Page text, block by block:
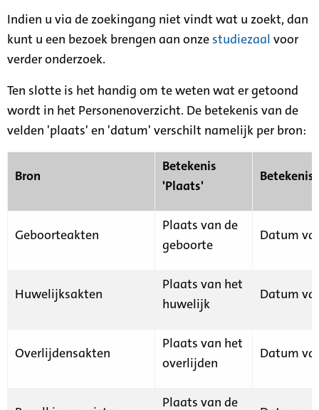
Indien u via de zoekingang niet vindt wat u zoekt, dan
kunt u een bezoek brengen aan onze studiezaal voor
verder onderzoek.
Ten slotte is het handig om te weten wat er getoond
wordt in het Personenoverzicht. De betekenis van de
velden 'plaats' en 'datum' verschilt namelijk per bron:
Bron
Betekenis
'Plaats'
Geboorteakten
Plaats van de
geboorte
Datum
Huwelijksakten
Plaats van het
huwelijk
Datum
Overlijdensakten
Plaats van het
overlijden
Datum
Plaats van de